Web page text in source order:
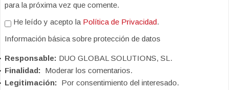
para la próxima vez que comente.
He leído y acepto la Política de Privacidad.
Información básica sobre protección de datos
Responsable: DUO GLOBAL SOLUTIONS, SL.
Finalidad: Moderar los comentarios.
Legitimación: Por consentimiento del interesado.